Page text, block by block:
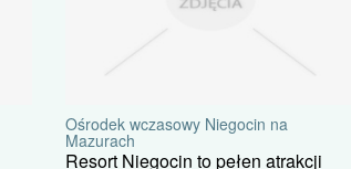
Ośrodek wczasowy Niegocin na
Mazurach
Resort Niegocin to pełen atrakcji